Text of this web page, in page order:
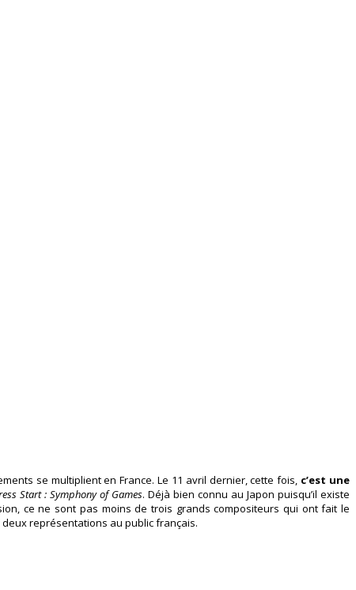
se multiplient en France. Le 11 avril dernier, cette fois, c’est une
Start : Symphony of Games. Déjà bien connu au Japon puisqu’il existe
ce ne sont pas moins de trois grands compositeurs qui ont fait le
représentations au public français.